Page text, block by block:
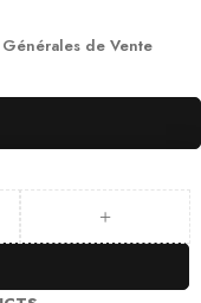
de Vente